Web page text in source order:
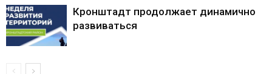
Кронштадт продолжает динамично
развиваться